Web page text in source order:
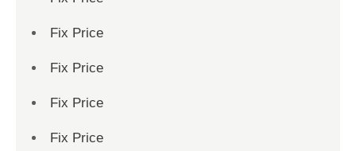
Fix Price
Fix Price
Fix Price
Fix Price